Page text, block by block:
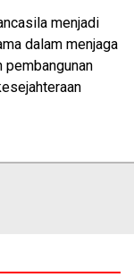
menjadi
dalam menjaga